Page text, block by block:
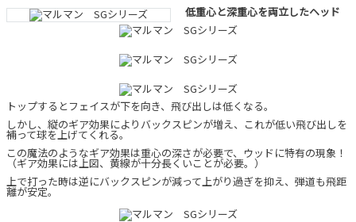
低重心と深重心を両立したヘッド
トップするとフェイスが下を向き、飛び出しは低くなる。
しかし、縦のギア効果によりバックスピンが増え、これが低い飛び出しを
補って球を上げてくれる。
この魔法のようなギア効果は重心の深さが必要で、ウッドに特有の現象！
（ギア効果には上図、黄線が十分長くいことが必要。）
上で打った時は逆にバックスピンが減って上がり過ぎを抑え、弾道も飛距
離が安定。